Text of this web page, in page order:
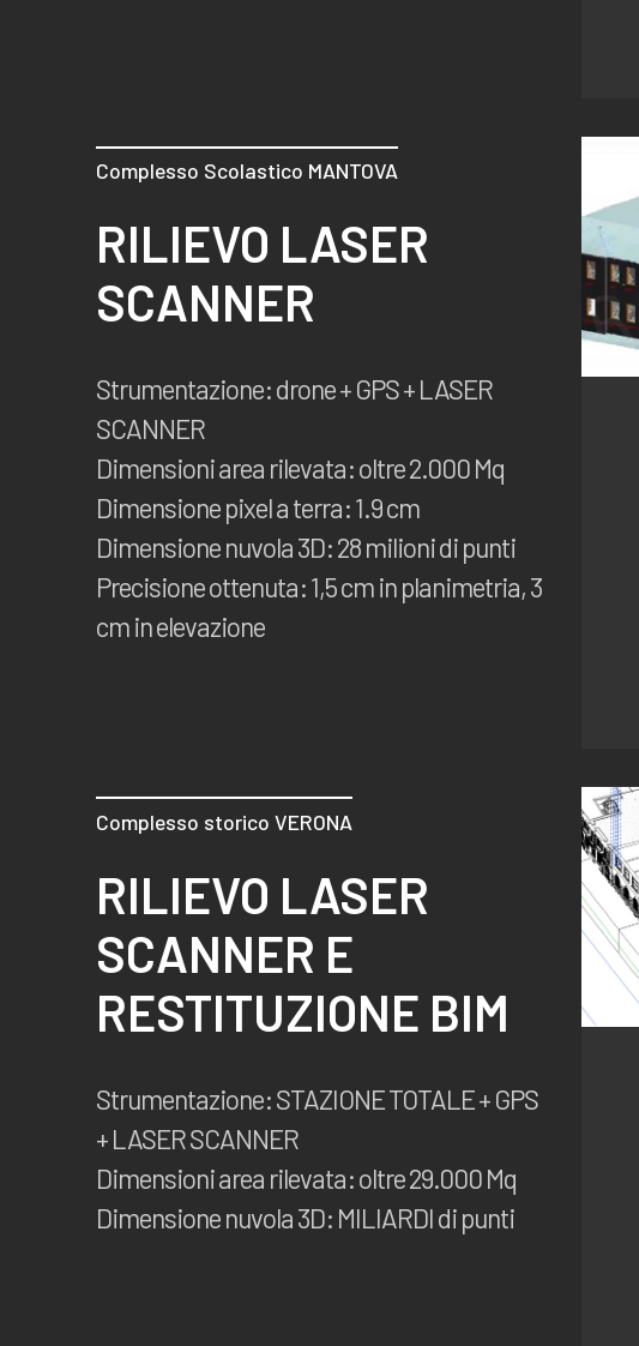
Complesso Scolastico MANTOVA
RILIEVO LASER
SCANNER
Strumentazione: drone + GPS + LASER
SCANNER
Dimensioni area rilevata: oltre 2.000 Mq
Dimensione pixel a terra: 1.9 cm
Dimensione nuvola 3D: 28 milioni di punti
Precisione ottenuta: 1,5 cm in planimetria, 3
cm in elevazione
Complesso storico VERONA
RILIEVO LASER
SCANNER E
RESTITUZIONE BIM
Strumentazione: STAZIONE TOTALE + GPS
+ LASER SCANNER
Dimensioni area rilevata: oltre 29.000 Mq
Dimensione nuvola 3D: MILIARDI di punti